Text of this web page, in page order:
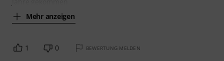
Mehr anzeigen
1 0 BEWERTUNG MELDEN